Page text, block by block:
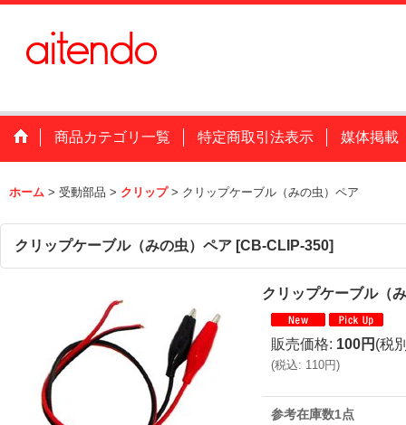
商品カテゴリ一覧 特定商取引法表示 媒体掲載
ホーム > 受動部品 > クリップ > クリップケーブル（みの虫）ペア
クリップケーブル（みの虫）ペア [CB-CLIP-350]
クリップケーブル（
販売価格: 100円 (税
(税込: 110円)
参考在庫数1点